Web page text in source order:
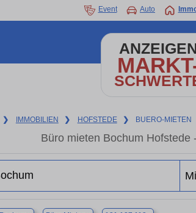
Event Auto
❯ IMMOBILIEN ❯ HOFSTEDE ❯ BUERO-MIETEN
Büro mieten Bochum